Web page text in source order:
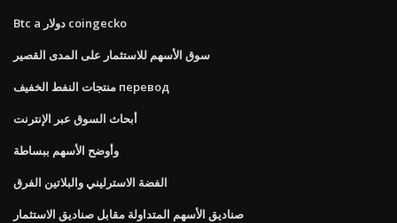
Btc a دولار coingecko
سوق الأسهم للاستثمار على المدى القصير
منتجات النفط الخفيف перевод
أبحاث السوق عبر الإنترنت
وأوضح الأسهم ببساطة
الفضة الاسترليني والبلاتين الفرق
صناديق الأسهم المتداولة مقابل صناديق الاستثمار